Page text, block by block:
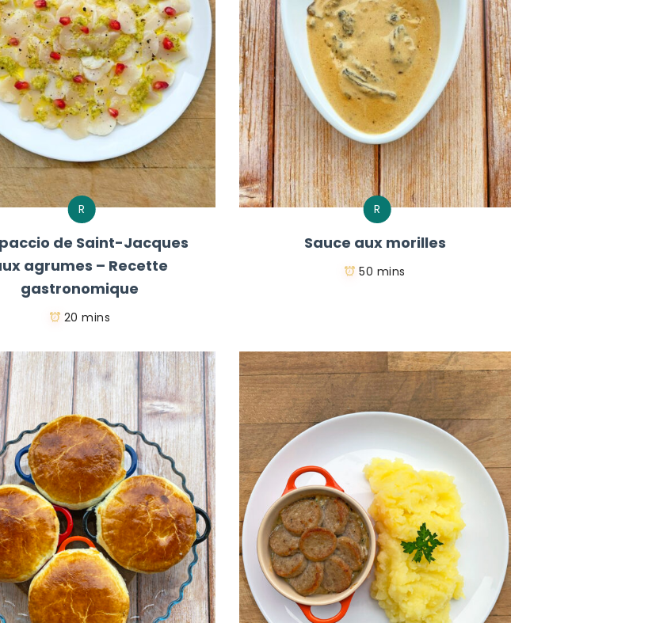
R
de Saint-Jacques
agrumes – Recette
gastronomique
20 mins
R
Sauce aux morilles
50 mins